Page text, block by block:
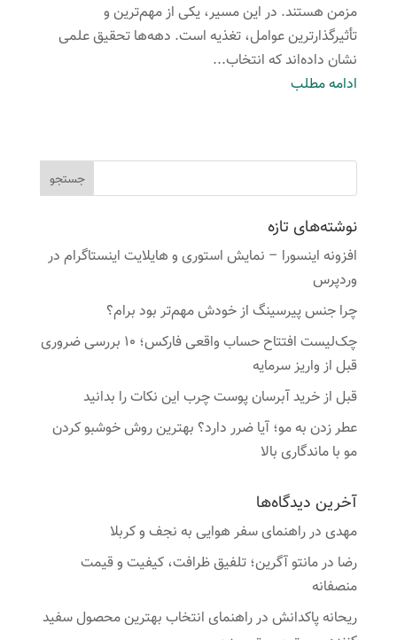
مزمن هستند. در این مسیر، یکی از مهم‌ترین و
تأثیرگذارترین عوامل، تغذیه است. دهه‌ها تحقیق علمی
نشان داده‌اند که انتخاب...
ادامه مطلب
نوشته‌های تازه
افزونه اینسورا – نمایش استوری و هایلایت اینستاگرام در
وردپرس
چرا جنس پیرسینگ از خودش مهم‌تر بود برام؟
چک‌لیست افتتاح حساب واقعی فارکس؛ ۱۰ بررسی ضروری
قبل از واریز سرمایه
قبل از خرید آبرسان پوست چرب این نکات را بدانید
عطر زدن به مو؛ آیا ضرر دارد؟ بهترین روش خوشبو کردن
مو با ماندگاری بالا
آخرین دیدگاه‌ها
مهدیدرراهنمای سفر هوایی به نجف و کربلا
رضا درمانتو آگرین؛ تلفیق ظرافت، کیفیت و قیمت
منصفانه
ریحانه پاکدانشدرراهنمای انتخاب بهترین محصول سفید